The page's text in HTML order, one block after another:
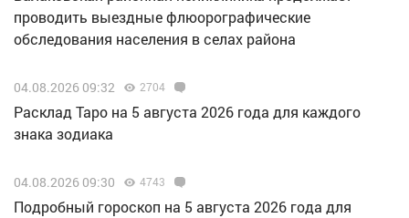
проводить выездные флюорографические
обследования населения в селах района
04.08.2026 09:32 2704
Расклад Таро на 5 августа 2026 года для каждого
знака зодиака
04.08.2026 09:30 4743
Подробный гороскоп на 5 августа 2026 года для